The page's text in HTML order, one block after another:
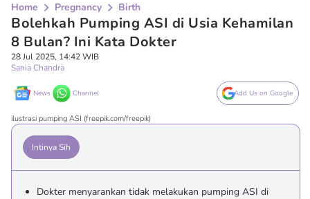
Home Pregnancy Birth
Bolehkah Pumping ASI di Usia Kehamilan
8 Bulan? Ini Kata Dokter
28 Jul 2025, 14:42 WIB
Sania Chandra
News Channel Add Us on Google
ilustrasi pumping ASI (freepik.com/freepik)
Intinya Sih
Dokter menyarankan tidak melakukan pumping ASI di